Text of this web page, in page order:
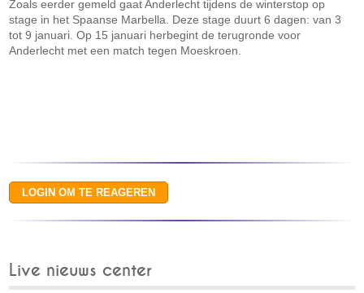
Zoals eerder gemeld gaat Anderlecht tijdens de winterstop op
stage in het Spaanse Marbella. Deze stage duurt 6 dagen: van 3
tot 9 januari. Op 15 januari herbegint de terugronde voor
Anderlecht met een match tegen Moeskroen.
Live nieuws center